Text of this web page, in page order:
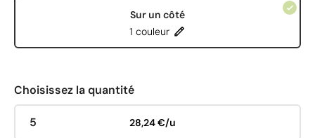
Sur un côté
1 couleur
Choisissez la quantité
5 28,24 €/u